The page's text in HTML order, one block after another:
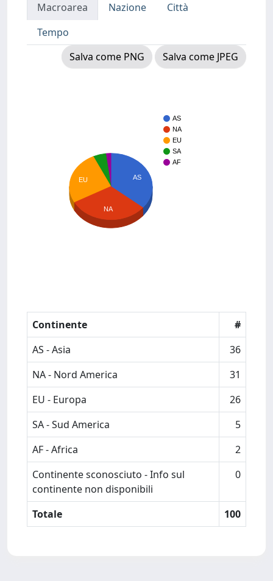
Macroarea Nazione
Città
Tempo
Salva come PNG
Salva come JPEG
AS
NA
EU
SA
AF
AS
EU
NA
Continente
#
AS - Asia
36
NA - Nord America
31
EU - Europa
26
SA - Sud America
5
AF - Africa
2
Continente sconosciuto - Info sul
continente non disponibili
0
Totale 100